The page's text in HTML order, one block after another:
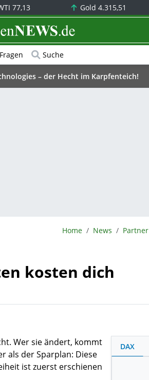
77,13 Gold4.315,51
Suche
– der Hecht im Karpfenteich!
BörsenNEWS.de
Home News Partner
kosten dich
Wer sie ändert, kommt
als der Sparplan: Diese
ist zuerst erschienen
DAX